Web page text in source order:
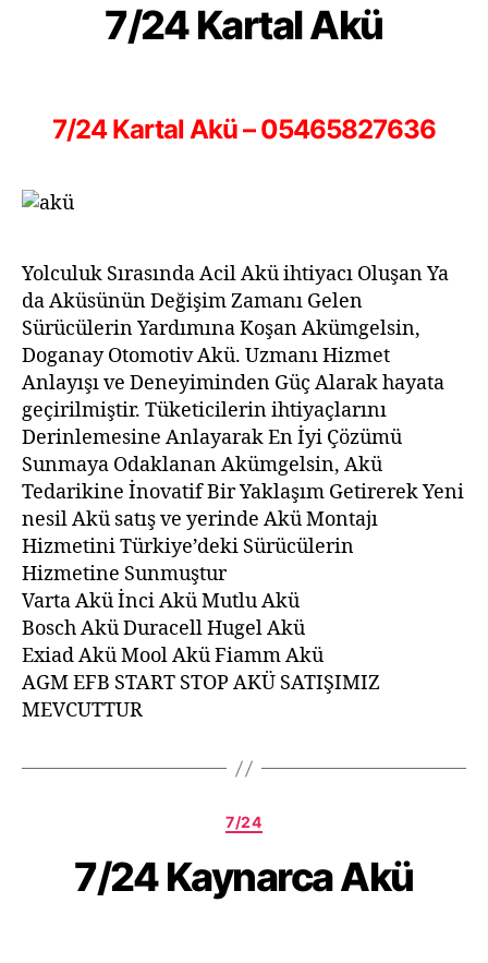
7/24 Kartal Akü
7/24 Kartal Akü – 05465827636
Yolculuk Sırasında Acil Akü ihtiyacı Oluşan Ya
da Aküsünün Değişim Zamanı Gelen
Sürücülerin Yardımına Koşan Akümgelsin,
Doganay Otomotiv Akü. Uzmanı Hizmet
Anlayışı ve Deneyiminden Güç Alarak hayata
geçirilmiştir. Tüketicilerin ihtiyaçlarını
Derinlemesine Anlayarak En İyi Çözümü
Sunmaya Odaklanan Akümgelsin, Akü
Tedarikine İnovatif Bir Yaklaşım Getirerek Yeni
nesil Akü satış ve yerinde Akü Montajı
Hizmetini Türkiye’deki Sürücülerin
Hizmetine Sunmuştur
Varta Akü İnci Akü Mutlu Akü
Bosch Akü Duracell Hugel Akü
Exiad Akü Mool Akü Fiamm Akü
AGM EFB START STOP AKÜ SATIŞIMIZ
MEVCUTTUR
7/24
7/24 Kaynarca Akü